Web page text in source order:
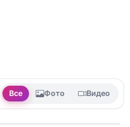
Все Фото Видео